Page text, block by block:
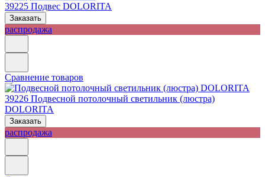
39225 Подвес DOLORITA
Заказать
распродажа
Сравнение товаров
39226 Подвесной потолочный светильник (люстра)
DOLORITA
Заказать
распродажа